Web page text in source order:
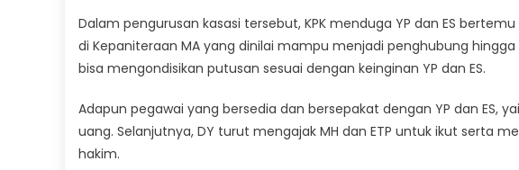
Dalam pengurusan kasasi tersebut, KPK menduga YP dan ES
di Kepaniteraan MA yang dinilai mampu menjadi penghubung
bisa mengondisikan putusan sesuai dengan keinginan YP dan ES.
Adapun pegawai yang bersedia dan bersepakat dengan YP dan ES,
uang. Selanjutnya, DY turut mengajak MH dan ETP untuk ikut serta
hakim.